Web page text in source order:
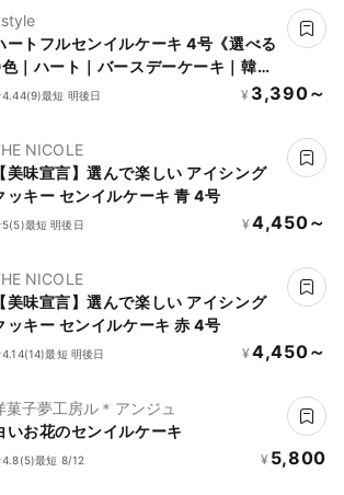
ートフルセンイルケーキ 4号《選べる
｜ハート｜バースデーケーキ｜韓国
お好きなメッセージ✧》
4.44(9)最短 明後日 ¥ 3,390～
NICOLE
【美味宣言】選んで楽しい アイシング
ッキー センイルケーキ 青 4号
5(5)最短 明後日 ¥ 4,450～
NICOLE
【美味宣言】選んで楽しい アイシング
ッキー センイルケーキ 赤 4号
4.14(14)最短 明後日 ¥ 4,450～
菓子夢工房ル＊アンジュ
いお花のセンイルケーキ
4.8(5)最短 8/12 ¥ 5,800